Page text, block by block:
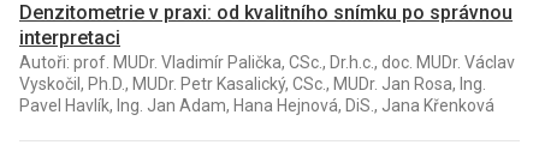
Denzitometrie v praxi: od kvalitního snímku po správnou
interpretaci
Autoři: prof. MUDr. Vladimír Palička, CSc., Dr.h.c., doc. MUDr. Václav
Vyskočil, Ph.D., MUDr. Petr Kasalický, CSc., MUDr. Jan Rosa, Ing.
Pavel Havlík, Ing. Jan Adam, Hana Hejnová, DiS., Jana Křenková